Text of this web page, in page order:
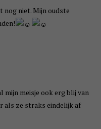
nog niet. Mijn oudste
mijn meisje ook erg blij van
als ze straks eindelijk af